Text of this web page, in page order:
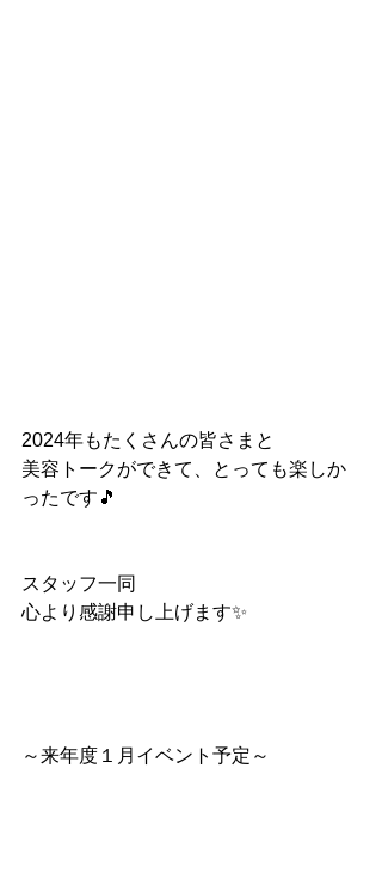
2024年もたくさんの皆さまと
美容トークができて、とっても楽しか
ったです🎵
スタッフ一同
心より感謝申し上げます✨
～来年度１月イベント予定～